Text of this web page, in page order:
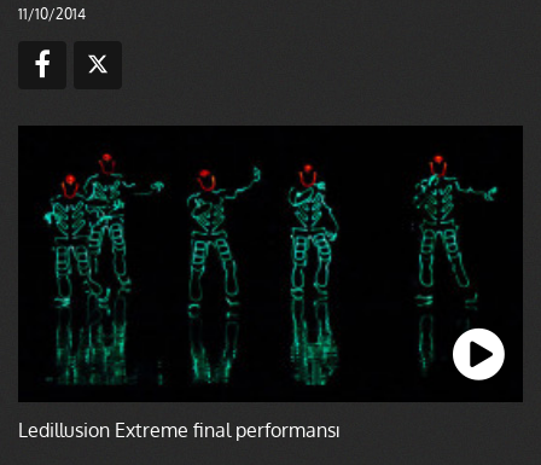
11/10/2014
Ledillusion Extreme final performansı